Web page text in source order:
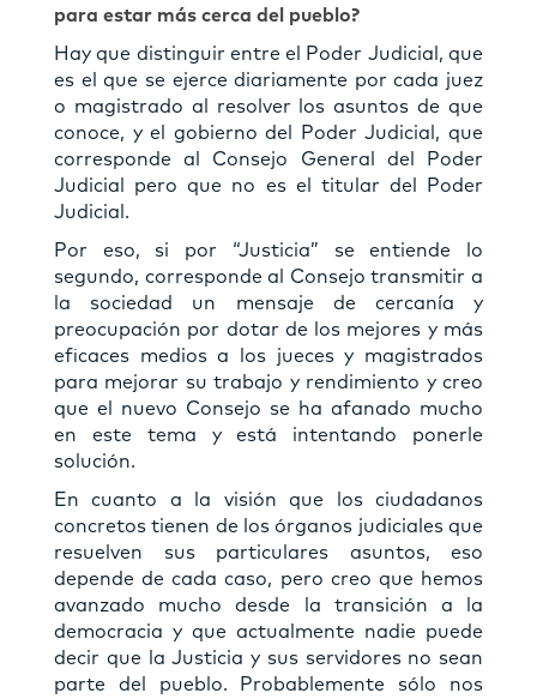
para estar más cerca del pueblo?
Hay que distinguir entre el Poder Judicial, que
es el que se ejerce diariamente por cada juez
o magistrado al resolver los asuntos de que
conoce, y el gobierno del Poder Judicial, que
corresponde al Consejo General del Poder
Judicial pero que no es el titular del Poder
Judicial.
Por eso, si por “Justicia” se entiende lo
segundo, corresponde al Consejo transmitir a
la sociedad un mensaje de cercanía y
preocupación por dotar de los mejores y más
eﬁcaces medios a los jueces y magistrados
para mejorar su trabajo y rendimiento y creo
que el nuevo Consejo se ha afanado mucho
en este tema y está intentando ponerle
solución.
En cuanto a la visión que los ciudadanos
concretos tienen de los órganos judiciales que
resuelven sus particulares asuntos, eso
depende de cada caso, pero creo que hemos
avanzado mucho desde la transición a la
democracia y que actualmente nadie puede
decir que la Justicia y sus servidores no sean
parte del pueblo. Probablemente sólo nos